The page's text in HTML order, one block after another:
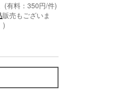
(有料：350円/件)
販売もございま
)